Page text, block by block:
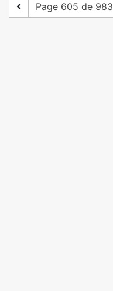
Page 605 de 983